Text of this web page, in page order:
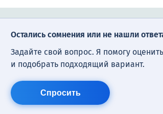
Остались сомнения или не нашли
Задайте свой вопрос. Я помогу
и подобрать подходящий вариант.
Спросить